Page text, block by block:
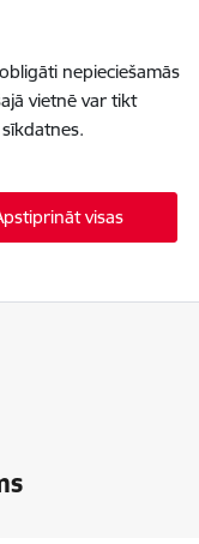
nepieciešamās
vietnē var tikt
visas